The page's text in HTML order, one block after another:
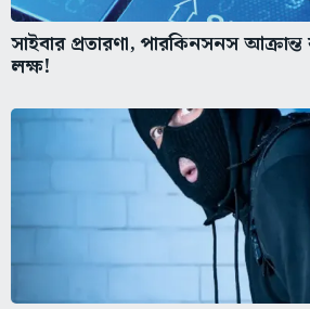
সাইবার প্রতারণা, পারকিনসনস
লক্ষ!